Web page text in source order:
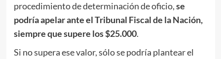
procedimiento de determinación de oficio,se
podría apelar ante el Tribunal Fiscal de la Nación,
siempre que supere los $25.000.
Si no supera ese valor, sólo se podría plantear el